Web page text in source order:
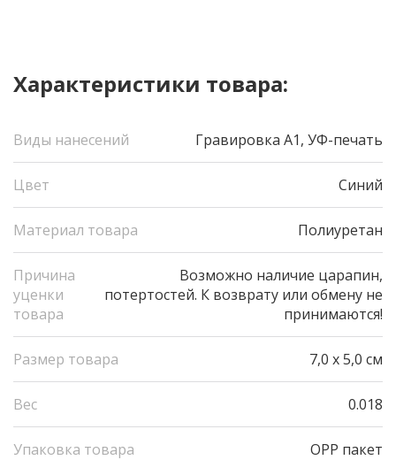
Характеристики товара:
Виды нанесений Гравировка А1, УФ-печать
Цвет Синий
Материал товара Полиуретан
Причина
уценки
товара
Возможно наличие царапин,
потертостей. К возврату или обмену не
принимаются!
Размер товара 7,0 x 5,0 см
Вес 0.018
Упаковка товара OPP пакет